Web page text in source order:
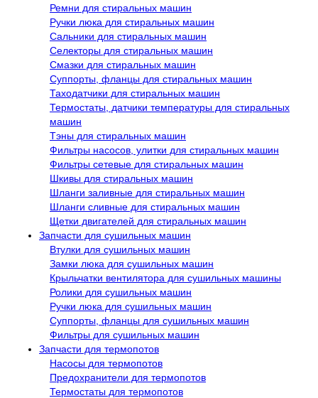
Ремни для стиральных машин
Ручки люка для стиральных машин
Сальники для стиральных машин
Селекторы для стиральных машин
Смазки для стиральных машин
Суппорты, фланцы для стиральных машин
Таходатчики для стиральных машин
Термостаты, датчики температуры для стиральных
машин
Тэны для стиральных машин
Фильтры насосов, улитки для стиральных машин
Фильтры сетевые для стиральных машин
Шкивы для стиральных машин
Шланги заливные для стиральных машин
Шланги сливные для стиральных машин
Щетки двигателей для стиральных машин
Запчасти для сушильных машин
Втулки для сушильных машин
Замки люка для сушильных машин
Крыльчатки вентилятора для сушильных машины
Ролики для сушильных машин
Ручки люка для сушильных машин
Суппорты, фланцы для сушильных машин
Фильтры для сушильных машин
Запчасти для термопотов
Насосы для термопотов
Предохранители для термопотов
Термостаты для термопотов